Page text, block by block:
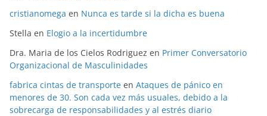
cristianomega en Nunca es tarde si la dicha es buena
Stella en Elogio a la incertidumbre
Dra. Maria de los Cielos Rodriguez en Primer Conversatorio
Organizacional de Masculinidades
fabrica cintas de transporte en Ataques de pánico en
menores de 30. Son cada vez más usuales, debido a la
sobrecarga de responsabilidades y al estrés diario